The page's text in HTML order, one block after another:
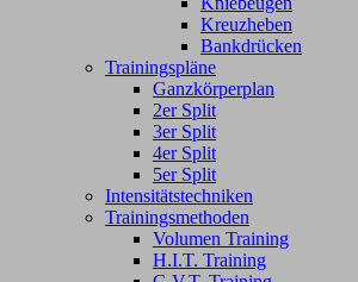
Kreuzheben
Bankdrücken
Trainingspläne
Ganzkörperplan
2er Split
3er Split
4er Split
5er Split
Intensitätstechniken
Trainingsmethoden
Volumen Training
H.I.T. Training